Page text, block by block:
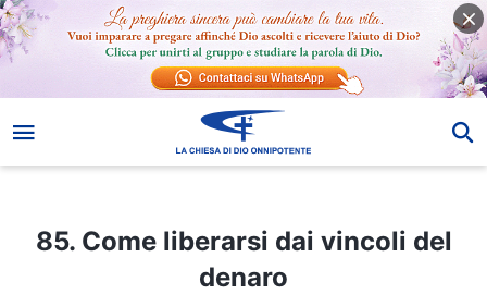
85. Come liberarsi dai vincoli del denaro
85. Come liberarsi dai vincoli del
denaro